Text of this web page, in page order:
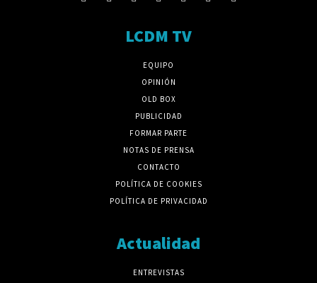
LCDM TV
EQUIPO
OPINIÓN
OLD BOX
PUBLICIDAD
FORMAR PARTE
NOTAS DE PRENSA
CONTACTO
POLÍTICA DE COOKIES
POLÍTICA DE PRIVACIDAD
Actualidad
ENTREVISTAS